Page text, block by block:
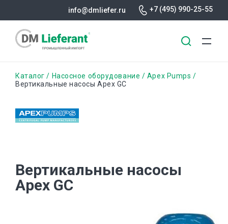
содержанию
info@dmliefer.ru +7 (495) 990-25-55
Строка
Каталог Насосное оборудование
Apex Pumps
Вертикальные насосы Apex GC
Вертикальные насосы
Apex GC